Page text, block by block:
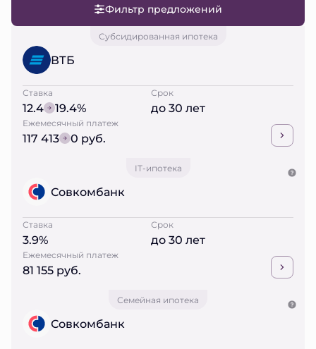
Фильтр предложений
Субсидированная ипотека
ВТБ
Ставка
12.4 19.4%
Срок
до 30 лет
Ежемесячный платеж
117 413 0 руб.
IT-ипотека
Совкомбанк
Ставка
3.9%
Срок
до 30 лет
Ежемесячный платеж
81 155 руб.
Семейная ипотека
Совкомбанк